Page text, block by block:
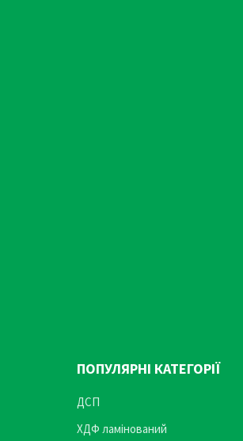
ПОПУЛЯРНІ КАТЕГОРІЇ
ДСП
ХДФ ламінований